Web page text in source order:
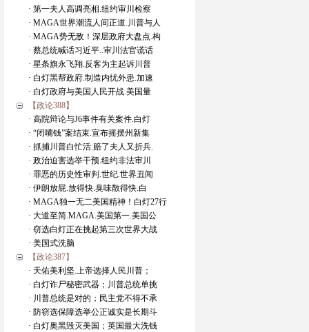
· 第一夫人高调亮相.纽约审川检察
· MAGA世界潮流人间正道.川普与人
· MAGA势无敌！深层政府大盘点.构
· 蔡总统喊话习近平..审川法官谎话
· 星条旗永飞翔.反客为主起诉川普
· 白灯黑帮政府.制造内忧外患.加速
· 白灯政府与美国人民开战.美国量
【政论388】
· 高院辩论与J6事件有关案件.白灯
· “闭嘴钱”案结束.宣布摇摆州新集
· 抓捕川普白忙活.赔了夫人又折兵.
· 政治迫害选举干预.纽约非法审川
· 罪恶的历史性审判.世纪.世界丑闻
· 伊朗放屁.放得快.臭味散得快.白
· MAGA独一无二美国精神！白灯27行
· 大道至简.MAGA.美国第一.美国公
· 窃选白灯正在挑起第三次世界大战
· 美国式洗脑
【政论387】
· 天佑美利坚.上帝选择人民川普；
· 白灯诈尸秘密武器；川普总统单挑
· 川普总统是对的；民主党不得不承
· 防窃选保障选举公正诚实是长期斗
· 白灯奥黑毁灭美国；英国最大洗钱